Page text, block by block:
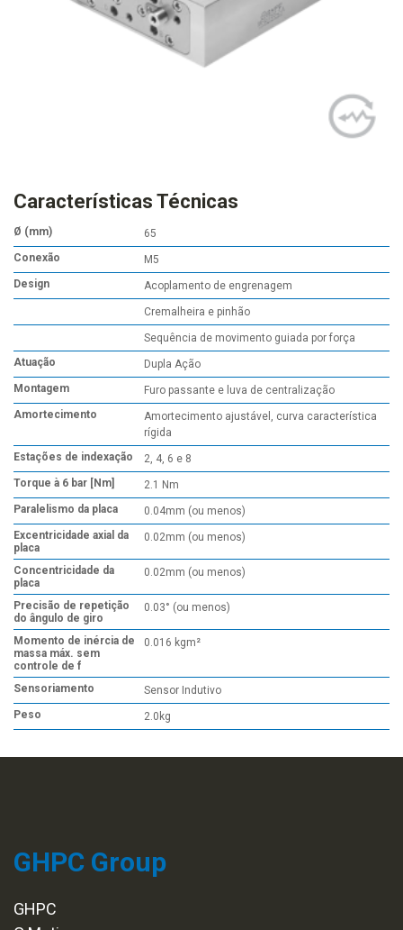
Características Técnicas
Ø (mm)
65
Conexão
M5
Design
Acoplamento de engrenagem
Cremalheira e pinhão
Sequência de movimento guiada por força
Atuação
Dupla Ação
Montagem
Furo passante e luva de centralização
Amortecimento
Amortecimento ajustável, curva característica
rígida
Estações de indexação
2, 4, 6 e 8
Torque à 6 bar [Nm]
2.1 Nm
Paralelismo da placa
0.04mm (ou menos)
Excentricidade axial da
placa
0.02mm (ou menos)
Concentricidade da
placa
0.02mm (ou menos)
Precisão de repetição
do ângulo de giro
0.03° (ou menos)
Momento de inércia de
massa máx. sem
controle de f
0.016 kgm²
Sensoriamento
Sensor Indutivo
Peso
2.0kg
GHPC Group
GHPC